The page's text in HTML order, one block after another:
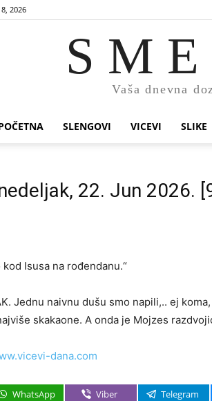
2026
S M E
Vaša dnevna
SLENGOVI VICEVI SLIKE
22. Jun 2026.
Isusa na rođendanu.“
Jednu naivnu dušu smo napili,.. ej
skakaone. A onda je Mojzes
dana.com
WhatsApp Viber Telegram